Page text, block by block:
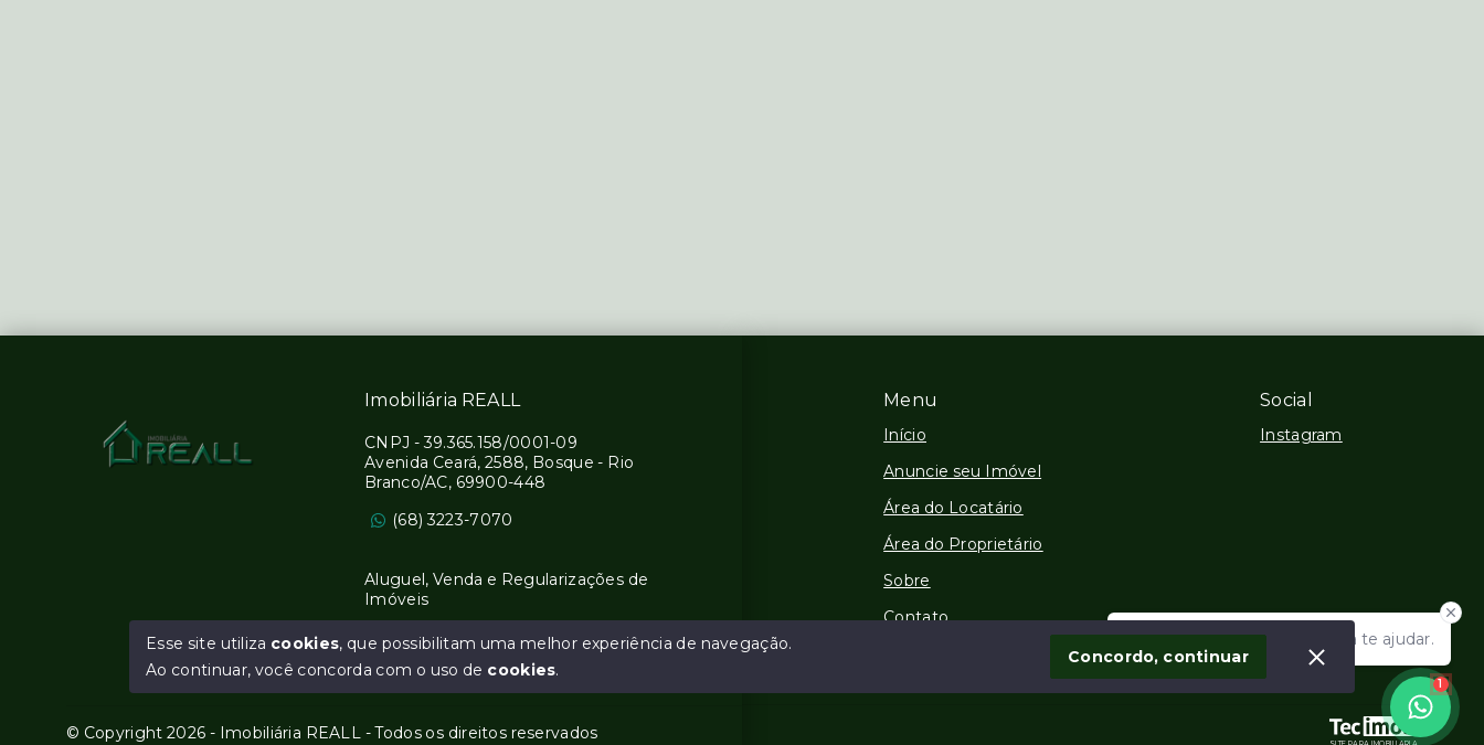
Olá! Estamos disponíveis para te ajudar.
1
Menu
Início
Anuncie seu Imóvel
Área do Locatário
Área do Proprietário
Sobre
Contato
Social
Instagram
Imobiliária REALL
CNPJ -39.365.158/0001-09
Avenida Ceará, 2588, Bosque - Rio
Branco/AC, 69900-448
(68) 3223-7070
Aluguel, Venda e Regularizações de
Imóveis
© Copyright 2026 - Imobiliária REALL - Todos os direitos reservados
Esse site utiliza cookies, que possibilitam uma melhor experiência de navegação.
Ao continuar, você concorda com o uso de cookies.
Concordo, continuar